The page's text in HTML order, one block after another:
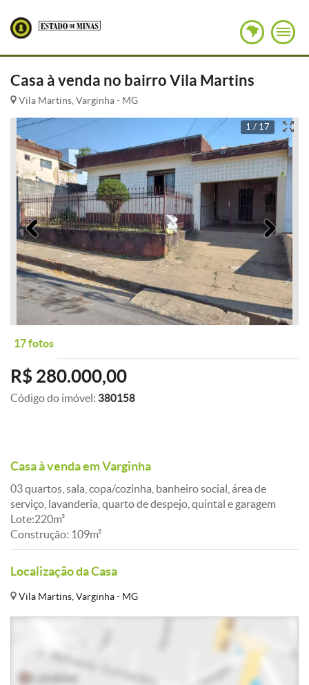
Casa à venda no bairro Vila Martins
Vila Martins, Varginha - MG
1 / 17
Anterior
17 fotos
R$ 280.000,00
Código do imóvel: 380158
Casa à venda em Varginha
03 quartos, sala, copa/cozinha, banheiro social, área de
serviço, lavanderia, quarto de despejo, quintal e garagem
Lote:220m²
Construção: 109m²
Localização da Casa
Vila Martins, Varginha - MG